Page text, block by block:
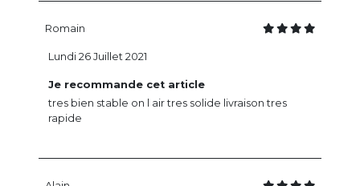
Romain
Je recommande cet article
tres bien stable on l air tres solide livraison tres
rapide
Lundi 26 Juillet 2021